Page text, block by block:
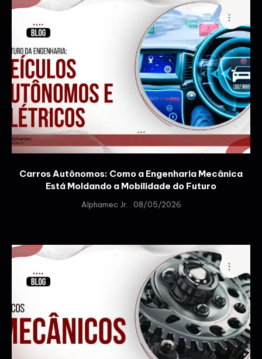
Carros Autônomos: Como a Engenharia Mecânica
Está Moldando a Mobilidade do Futuro
Alphamec Jr. 08/05/2026